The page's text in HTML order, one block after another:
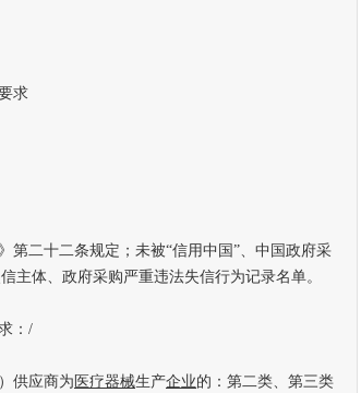
求
二十二条规定；未被“信用中国”、中国政府采
主体、政府采购严重违法失信行为记录名单。
：/
供应商为 医疗器械生产企业的：第二类、第三类